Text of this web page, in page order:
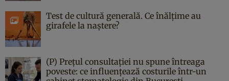
Test de cultură generală. Ce înălțime au
girafele la naștere?
(P) Prețul consultației nu spune întreaga
poveste: ce influențează costurile într-un